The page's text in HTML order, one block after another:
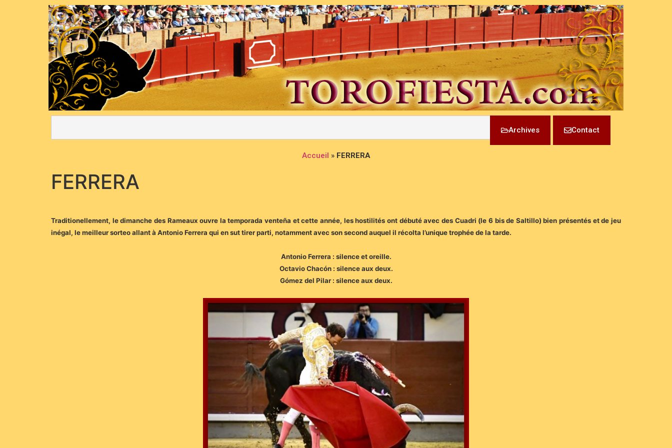
Archives Contact
Accueil » FERRERA
FERRERA
Traditionellement, le dimanche des Rameaux ouvre la temporada venteña et cette année, les hostilités ont débuté avec des Cuadri (le 6 bis de Saltillo) bien présentés et de jeu
inégal, le meilleur sorteo allant à Antonio Ferrera qui en sut tirer parti, notamment avec son second auquel il récolta l’unique trophée de la tarde.
Antonio Ferrera : silence et oreille.
Octavio Chacón : silence aux deux.
Gómez del Pilar : silence aux deux.